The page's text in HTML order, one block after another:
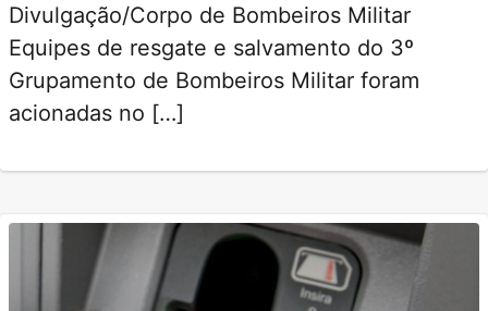
Divulgação/Corpo de Bombeiros Militar
Equipes de resgate e salvamento do 3º
Grupamento de Bombeiros Militar foram
acionadas no […]